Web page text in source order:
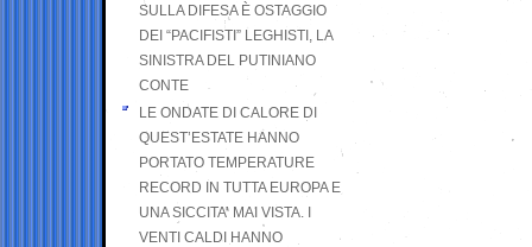
SULLA DIFESA È OSTAGGIO
DEI “PACIFISTI” LEGHISTI, LA
SINISTRA DEL PUTINIANO
CONTE
LE ONDATE DI CALORE DI
QUEST’ESTATE HANNO
PORTATO TEMPERATURE
RECORD IN TUTTA EUROPA E
UNA SICCITA’ MAI VISTA. I
VENTI CALDI HANNO